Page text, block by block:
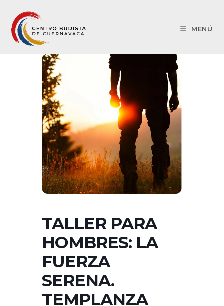
MENÚ
TALLER PARA
HOMBRES: LA
FUERZA
SERENA.
TEMPLANZA